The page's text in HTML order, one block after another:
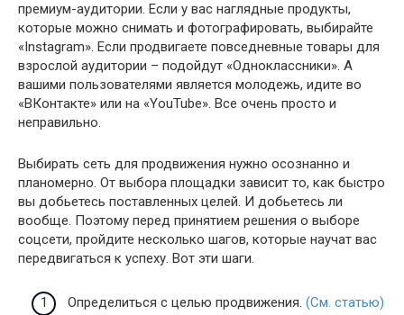
премиум-аудитории. Если у вас наглядные продукты,
которые можно снимать и фотографировать, выбирайте
«Instagram». Если продвигаете повседневные товары для
взрослой аудитории – подойдут «Одноклассники». А
вашими пользователями является молодежь, идите во
«ВКонтакте» или на «YouTube». Все очень просто и
неправильно.
Выбирать сеть для продвижения нужно осознанно и
планомерно. От выбора площадки зависит то, как быстро
вы добьетесь поставленных целей. И добьетесь ли
вообще. Поэтому перед принятием решения о выборе
соцсети, пройдите несколько шагов, которые научат вас
передвигаться к успеху. Вот эти шаги.
Определиться с целью продвижения. (См. статью)